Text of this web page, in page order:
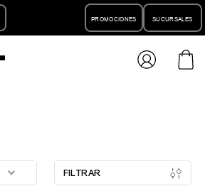
PROMOCIONES SUCURSALES
FILTRAR